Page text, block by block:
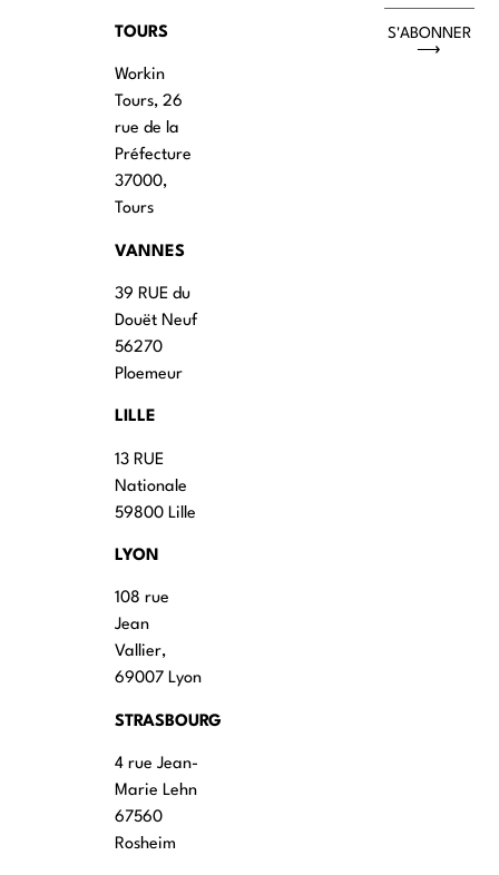
TOURS
Workin
Tours, 26
rue de la
Préfecture
37000,
Tours
VANNES
39 RUE du
Douët Neuf
56270
Ploemeur
LILLE
13 RUE
Nationale
59800 Lille
LYON
108 rue
Jean
Vallier,
69007 Lyon
STRASBOURG
4 rue Jean-
Marie Lehn
67560
Rosheim
S'ABONNER
⟶